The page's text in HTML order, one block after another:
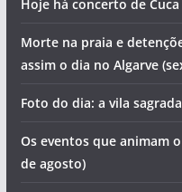
Hoje há concerto de
Morte na praia e
assim o dia no Algarve
Foto do dia: a vila
Os eventos que animam
de agosto)